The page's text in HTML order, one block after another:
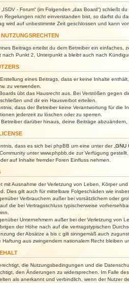
- Forum“ (im Folgenden „das Board“) schließt
Regelungen nicht einverstanden bist, so darfst du
wird auf unbestimmte Zeit geschlossen und kann
Beitrags erteilst du dem Betreiber ein einfaches,
nach Punkt 2, Unterpunkt a bleibt auch nach
eines Beitrags, dass er keine Inhalte
zu verwenden.
übt das Hausrecht aus. Bei Verstößen gegen
und dir ein Hausverbot erteilen.
dass der Betreiber keine Verantwortung für die
jederzeit zu löschen oder zu sperren.
darüber hinaus, deine Beiträge
dass es sich bei phpBB um eine unter der „ GNU
unter www.phpbb.de zur Verfügung
auf Inhalte fremder Foren Einfluss nehmen.
mit Ausnahme der Verletzung von Leben, Körper
Dies gilt auch für mittelbare Folgeschäden wie
Verbrauchern außer bei vorsätzlichem oder
die bei Vertragsschluss typischerweise
Unternehmern außer bei der Verletzung von
der Höhe nach auf die vertragstypischen
der Absätze a bis c gilt sinngemäß auch
Haftung aus zwingendem nationalem Recht bleiben
die Nutzungsbedingungen und die
den Änderungen zu widersprechen. Im Falle
als anerkannt und verbindlich, wenn der Nutzer